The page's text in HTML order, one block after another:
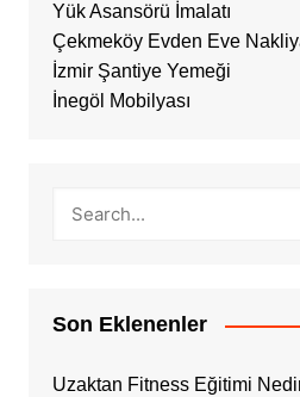
Yük Asansörü İmalatı
Çekmeköy Evden Eve
İzmir Şantiye Yemeği
İnegöl Mobilyası
Son Eklenenler
Uzaktan Fitness Eğitimi